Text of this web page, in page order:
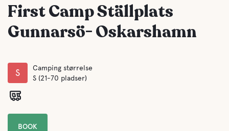
First Camp Ställplats
Gunnarsö- Oskarshamn
S
Camping størrelse
S (21-70 pladser)
BOOK